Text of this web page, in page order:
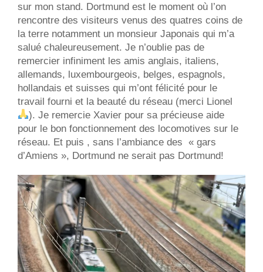
sur mon stand. Dortmund est le moment où l’on
rencontre des visiteurs venus des quatres coins de
la terre notamment un monsieur Japonais qui m’a
salué chaleureusement. Je n’oublie pas de
remercier infiniment les amis anglais, italiens,
allemands, luxembourgeois, belges, espagnols,
hollandais et suisses qui m’ont félicité pour le
travail fourni et la beauté du réseau (merci Lionel
). Je remercie Xavier pour sa précieuse aide
pour le bon fonctionnement des locomotives sur le
réseau. Et puis , sans l’ambiance des « gars
d’Amiens », Dortmund ne serait pas Dortmund!